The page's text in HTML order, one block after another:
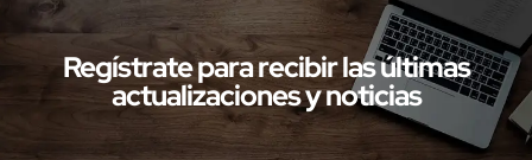
con presuntos delitos […]
Regístrate para recibir las últimas
actualizaciones y noticias